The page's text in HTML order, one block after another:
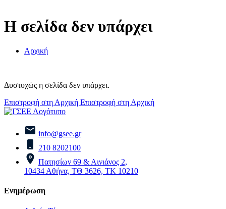
Η σελίδα δεν υπάρχει
Αρχική
Δυστυχώς η σελίδα δεν υπάρχει.
Επιστροφή στη Αρχική Επιστροφή στη Αρχική
info@gsee.gr
210 8202100
Πατησίων 69 & Αινιάνος 2,
10434 Αθήνα, ΤΘ 3626, ΤΚ 10210
Ενημέρωση